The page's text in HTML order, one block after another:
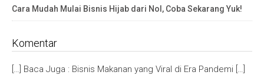
Cara Mudah Mulai Bisnis Hijab dari Nol, Coba Sekarang Yuk!
Komentar
[…] Baca Juga : Bisnis Makanan yang Viral di Era Pandemi […]